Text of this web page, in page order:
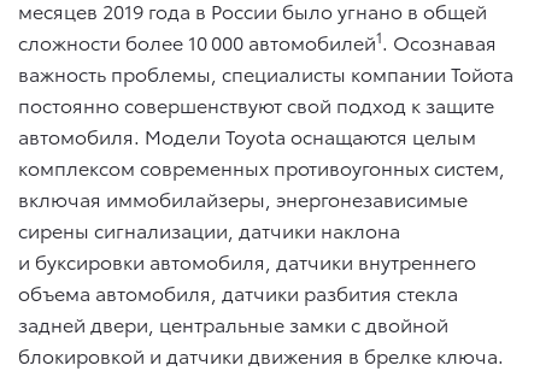
месяцев 2019 года в России было угнано в общей
сложности более 10 000 автомобилей1. Осознавая
важность проблемы, специалисты компании Тойота
постоянно совершенствуют свой подход к защите
автомобиля. Модели Toyota оснащаются целым
комплексом современных противоугонных систем,
включая иммобилайзеры, энергонезависимые
сирены сигнализации, датчики наклона
и буксировки автомобиля, датчики внутреннего
объема автомобиля, датчики разбития стекла
задней двери, центральные замки с двойной
блокировкой и датчики движения в брелке ключа.